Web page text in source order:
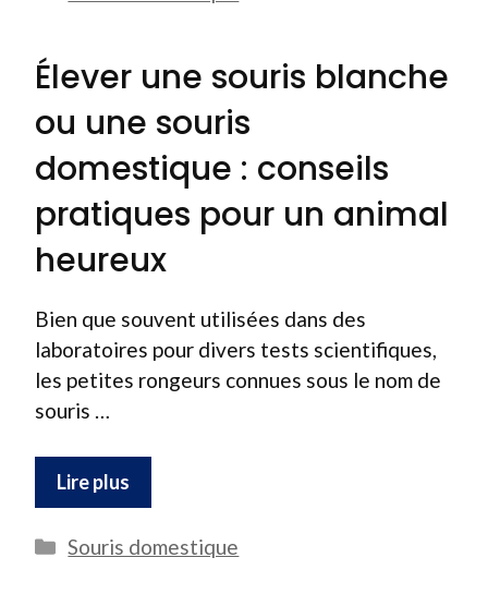
Élever une souris blanche
ou une souris
domestique : conseils
pratiques pour un animal
heureux
Bien que souvent utilisées dans des
laboratoires pour divers tests scientifiques,
les petites rongeurs connues sous le nom de
souris …
Lire plus
Catégories
Souris domestique